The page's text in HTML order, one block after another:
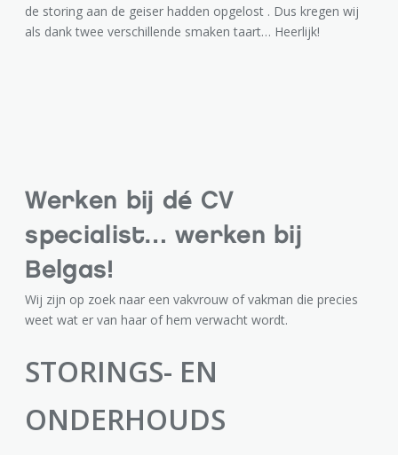
de storing aan de geiser hadden opgelost . Dus kregen wij
als dank twee verschillende smaken taart… Heerlijk!
Werken bij dé CV
specialist… werken bij
Belgas!
Wij zijn op zoek naar een vakvrouw of vakman die precies
weet wat er van haar of hem verwacht wordt.
STORINGS- EN
ONDERHOUDS